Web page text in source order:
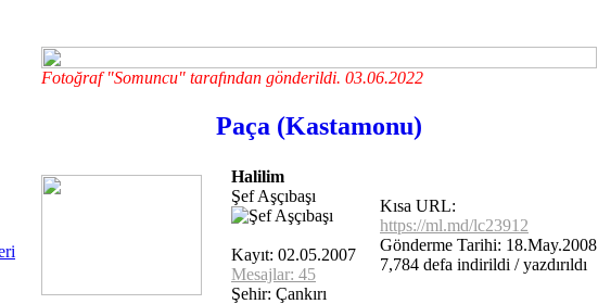
Fotoğraf "Somuncu" tarafından gönderildi. 03.06.2022
Paça (Kastamonu)
Halilim
Şef Aşçıbaşı
Kayıt: 02.05.2007
Mesajlar: 45
Şehir: Çankırı
Kısa URL:
https://ml.md/lc23912
Gönderme Tarihi: 18.May.2008
7,784 defa indirildi / yazdırıldı